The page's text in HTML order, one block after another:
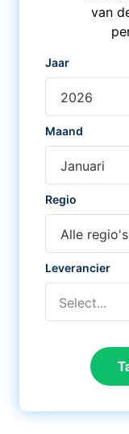
van
Jaar
2026
Maand
Januari
Regio
Alle regio's
Leverancier
Select...